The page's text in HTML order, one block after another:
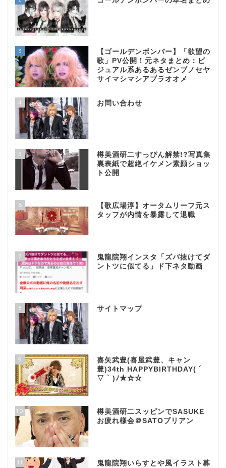
3
【ゴールデンボンバー】「欲望の
歌」PV公開！元ネタまとめ：ビ
ジュアル系あるあるゼンブノセヤ
サイマシマシアブラオオメ
4 お問い合わせ
5
樽美酒研二すっぴん解禁!?写真集
裏表紙で超絶イケメン素顔ショッ
ト公開
6
【歌広場淳】オータムリーフ元ス
タッフが内情を暴露して退職
7
鬼龍院翔インスタ「ズバ抜けてダ
ントツに似てる」ド下ネタ動画
8 サイトマップ
9
喜矢武豊(喜屋武豊、キャン
豊)34th HAPPYBIRTHDAY( ´
▽ ` )ﾉ★☆☆
10
樽美酒研二スッピンでSASUKE
お疲れ様会＠SATOブリアン
11
鬼龍院翔いらすとや風イラスト募